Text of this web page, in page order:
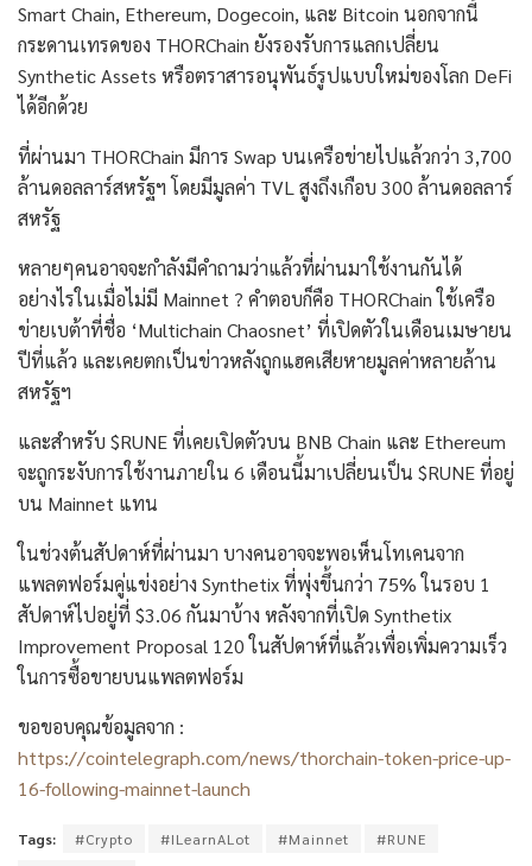
Smart Chain, Ethereum, Dogecoin, และ Bitcoin นอกจากนี้
กระดานเทรดของ THORChain ยังรองรับการแลกเปลี่ยน
Synthetic Assets หรือตราสารอนุพันธ์รูปแบบใหม่ของโลก DeFi
ได้อีกด้วย
ที่ผ่านมา THORChain มีการ Swap บนเครือข่ายไปแล้วกว่า 3,700
ล้านดอลลาร์สหรัฐฯ โดยมีมูลค่า TVL สูงถึงเกือบ 300 ล้านดอลลาร์
สหรัฐ
หลายๆคนอาจจะกำลังมีคำถามว่าแล้วที่ผ่านมาใช้งานกันได้
อย่างไรในเมื่อไม่มี Mainnet ? คำตอบก็คือ THORChain ใช้เครือ
ข่ายเบต้าที่ชื่อ ‘Multichain Chaosnet’ ที่เปิดตัวในเดือนเมษายน
ปีที่แล้ว และเคยตกเป็นข่าวหลังถูกแฮคเสียหายมูลค่าหลายล้าน
สหรัฐฯ
และสำหรับ $RUNE ที่เคยเปิดตัวบน BNB Chain และ Ethereum
จะถูกระงับการใช้งานภายใน 6 เดือนนี้มาเปลี่ยนเป็น $RUNE ที่อยู่
บน Mainnet แทน
ในช่วงต้นสัปดาห์ที่ผ่านมา บางคนอาจจะพอเห็นโทเคนจาก
แพลตฟอร์มคู่แข่งอย่าง Synthetix ที่พุ่งขึ้นกว่า 75% ในรอบ 1
สัปดาห์ไปอยู่ที่ $3.06 กันมาบ้าง หลังจากที่เปิด Synthetix
Improvement Proposal 120 ในสัปดาห์ที่แล้วเพื่อเพิ่มความเร็ว
ในการซื้อขายบนแพลตฟอร์ม
ขอขอบคุณข้อมูลจาก :
https://cointelegraph.com/news/thorchain-token-price-up-
16-following-mainnet-launch
Tags: #Crypto #ILearnALot #Mainnet
#RUNE